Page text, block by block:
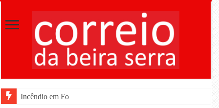
Incêndio em Fornos de Algodres dominado após c